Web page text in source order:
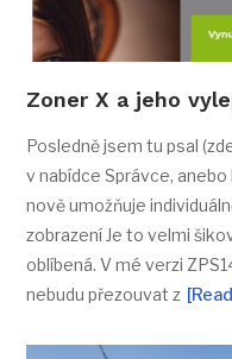
Zoner X a jeho
Posledně jsem tu psal
v nabídce Správce,
nově umožňuje
zobrazení Je to velmi
oblíbená. V mé verzi
nebudu přezouvat z